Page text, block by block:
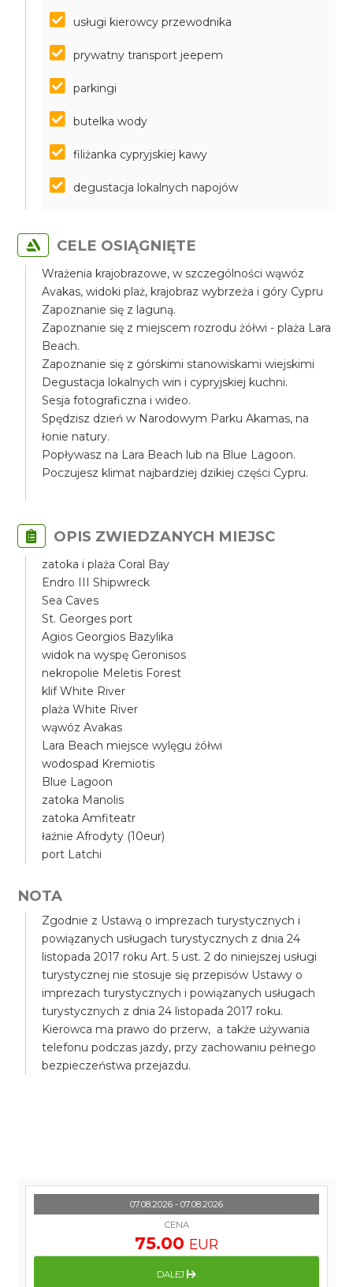
usługi kierowcy przewodnika
prywatny transport jeepem
parkingi
butelka wody
filiżanka cypryjskiej kawy
degustacja lokalnych napojów
CELE OSIĄGNIĘTE
Wrażenia krajobrazowe, w szczególności wąwóz
Avakas, widoki plaż, krajobraz wybrzeża i góry Cypru
Zapoznanie się z laguną.
Zapoznanie się z miejscem rozrodu żółwi - plaża Lara
Beach.
Zapoznanie się z górskimi stanowiskami wiejskimi
Degustacja lokalnych win i cypryjskiej kuchni.
Sesja fotograficzna i wideo.
Spędzisz dzień w Narodowym Parku Akamas, na
łonie natury.
Popływasz na Lara Beach lub na Blue Lagoon.
Poczujesz klimat najbardziej dzikiej części Cypru.
OPIS ZWIEDZANYCH MIEJSC
zatoka i plaża Coral Bay
Endro III Shipwreck
Sea Caves
St. Georges port
Agios Georgios Bazylika
widok na wyspę Geronisos
nekropolie Meletis Forest
klif White River
plaża White River
wąwóz Avakas
Lara Beach miejsce wylęgu żółwi
wodospad Kremiotis
Blue Lagoon
zatoka Manolis
zatoka Amfiteatr
łaźnie Afrodyty (10eur)
port Latchi
NOTA
Zgodnie z Ustawą o imprezach turystycznych i
powiązanych usługach turystycznych z dnia 24
listopada 2017 roku Art. 5 ust. 2 do niniejszej usługi
turystycznej nie stosuje się przepisów Ustawy o
imprezach turystycznych i powiązanych usługach
turystycznych z dnia 24 listopada 2017 roku.
Kierowca ma prawo do przerw, a także używania
telefonu podczas jazdy, przy zachowaniu pełnego
bezpieczeństwa przejazdu.
07.08.2026 - 07.08.2026
CENA
75.00 EUR
DALEJ